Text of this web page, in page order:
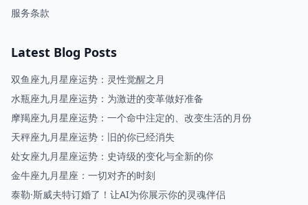
服务条款
Latest Blog Posts
双鱼座九月星座运势：灵性觉醒之月
水瓶座九月星座运势：为激进的变革做好准备
摩羯座九月星座运势：一个命中注定的、改变生活的月份
天秤座九月星座运势：旧的你已经消失
处女座九月星座运势：史诗级的变化与全新的你
金牛座九月星座：一切对齐的时刻
泰勒·斯威夫特订婚了！让AI为你展示你的灵魂伴侣